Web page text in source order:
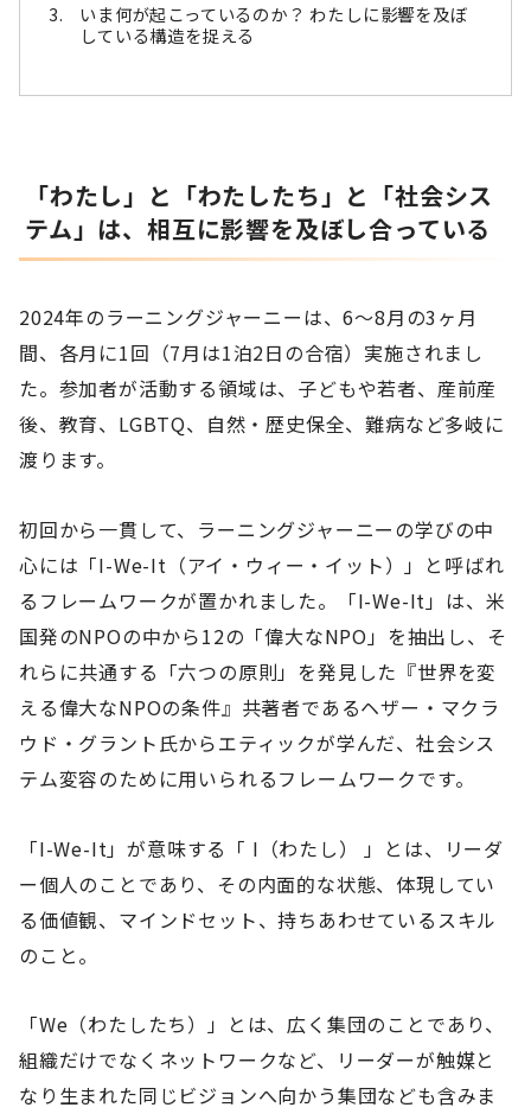
いま何が起こっているのか？ わたしに影響を及ぼ
している構造を捉える
「わたし」と「わたしたち」と「社会シス
テム」は、相互に影響を及ぼし合っている
2024年のラーニングジャーニーは、6〜8月の3ヶ月
間、各月に1回（7月は1泊2日の合宿）実施されまし
た。参加者が活動する領域は、子どもや若者、産前産
後、教育、LGBTQ、自然・歴史保全、難病など多岐に
渡ります。
初回から一貫して、ラーニングジャーニーの学びの中
心には「I-We-It（アイ・ウィー・イット）」と呼ばれ
るフレームワークが置かれました。「I-We-It」は、米
国発のNPOの中から12の「偉大なNPO」を抽出し、そ
れらに共通する「六つの原則」を発見した『世界を変
える偉大なNPOの条件』共著者であるヘザー・マクラ
ウド・グラント氏からエティックが学んだ、社会シス
テム変容のために用いられるフレームワークです。
「I-We-It」が意味する「 I（わたし） 」とは、リーダ
ー個人のことであり、その内面的な状態、体現してい
る価値観、マインドセット、持ちあわせているスキル
のこと。
「We（わたしたち）」とは、広く集団のことであり、
組織だけでなくネットワークなど、リーダーが触媒と
なり生まれた同じビジョンへ向かう集団なども含みま